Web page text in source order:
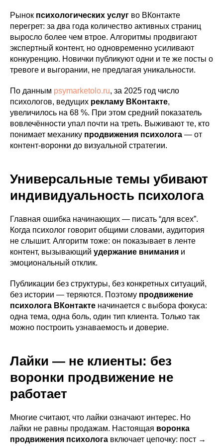
Рынок психологических услуг во ВКонтакте
перегрет: за два года количество активных страниц
выросло более чем втрое. Алгоритмы продвигают
экспертный контент, но одновременно усиливают
конкуренцию. Новички публикуют одни и те же посты о
тревоге и выгорании, не предлагая уникальности.
По данным psymarketolo.ru, за 2025 год число
психологов, ведущих рекламу ВКонтакте,
увеличилось на 68 %. При этом средний показатель
вовлечённости упал почти на треть. Выживают те, кто
понимает механику продвижения психолога — от
контент-воронки до визуальной стратегии.
Универсальные темы убивают
индивидуальность психолога
Главная ошибка начинающих — писать “для всех”.
Когда психолог говорит общими словами, аудитория
не слышит. Алгоритм тоже: он показывает в ленте
контент, вызывающий удержание внимания и
эмоциональный отклик.
Публикации без структуры, без конкретных ситуаций,
без истории — теряются. Поэтому продвижение
психолога ВКонтакте начинается с выбора фокуса:
одна тема, одна боль, один тип клиента. Только так
можно построить узнаваемость и доверие.
Лайки — не клиенты: без
воронки продвижение не
работает
Многие считают, что лайки означают интерес. Но
лайки не равны продажам. Настоящая воронка
продвижения психолога включает цепочку: пост →